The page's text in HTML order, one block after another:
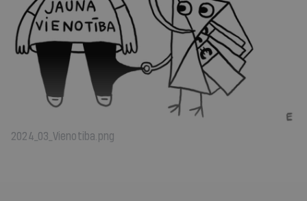
2024_03_Vienotiba.png